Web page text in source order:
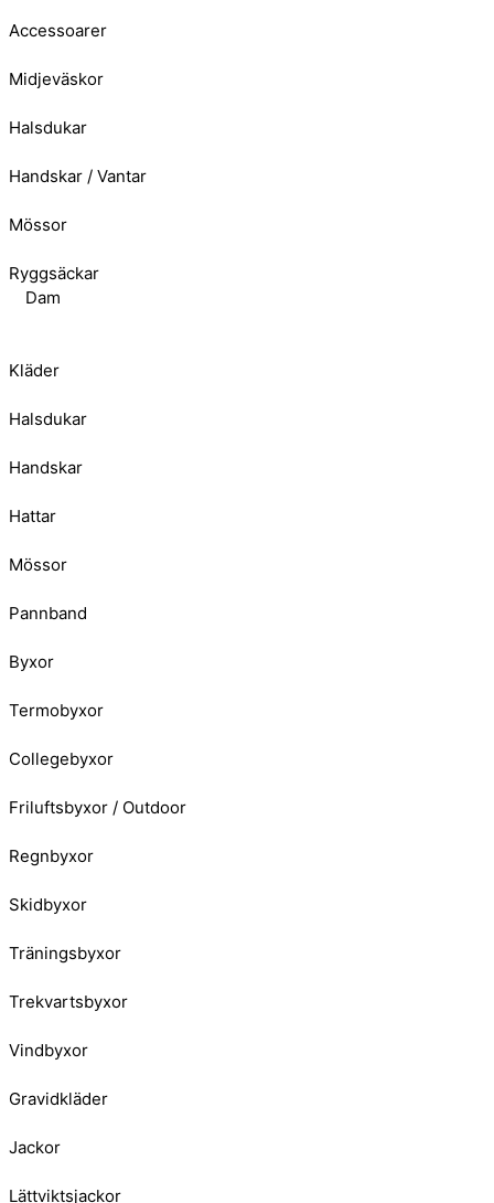
Accessoarer
Midjeväskor
Halsdukar
Handskar / Vantar
Mössor
Ryggsäckar
Dam
Kläder
Halsdukar
Handskar
Hattar
Mössor
Pannband
Byxor
Termobyxor
Collegebyxor
Friluftsbyxor / Outdoor
Regnbyxor
Skidbyxor
Träningsbyxor
Trekvartsbyxor
Vindbyxor
Gravidkläder
Jackor
Lättviktsjackor